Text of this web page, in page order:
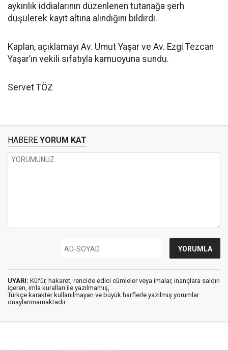
aykırılık iddialarının düzenlenen tutanağa şerh
düşülerek kayıt altına alındığını bildirdi.
Kaplan, açıklamayı Av. Umut Yaşar ve Av. Ezgi Tezcan
Yaşar’ın vekili sıfatıyla kamuoyuna sundu.
Servet TÖZ
HABERE YORUM KAT
UYARI: Küfür, hakaret, rencide edici cümleler veya imalar, inançlara saldırı
içeren, imla kuralları ile yazılmamış,
Türkçe karakter kullanılmayan ve büyük harflerle yazılmış yorumlar
onaylanmamaktadır.